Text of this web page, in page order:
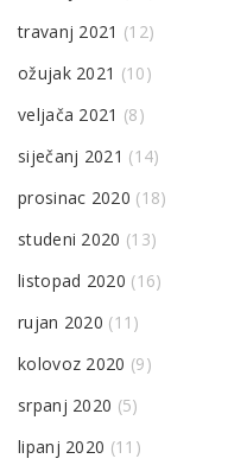
travanj 2021 (12)
ožujak 2021 (10)
veljača 2021 (8)
siječanj 2021 (14)
prosinac 2020 (18)
studeni 2020 (13)
listopad 2020 (16)
rujan 2020 (11)
kolovoz 2020 (9)
srpanj 2020 (5)
lipanj 2020 (11)